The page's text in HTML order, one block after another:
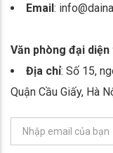
Email:
Văn phòng đại diện
Địa chỉ: Số 15,
Quận Cầu Giấy, Hà